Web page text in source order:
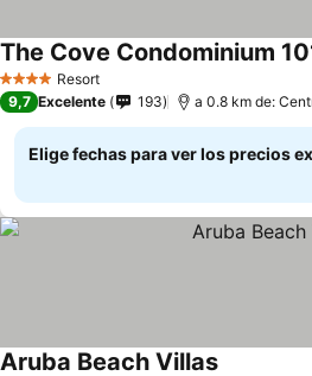
4 EstrellasResort
The Cove Condominium
9,7 Excelente 193 a 0.8 km de:
Elige fechas para ver los precios
Aruba Beach Villas